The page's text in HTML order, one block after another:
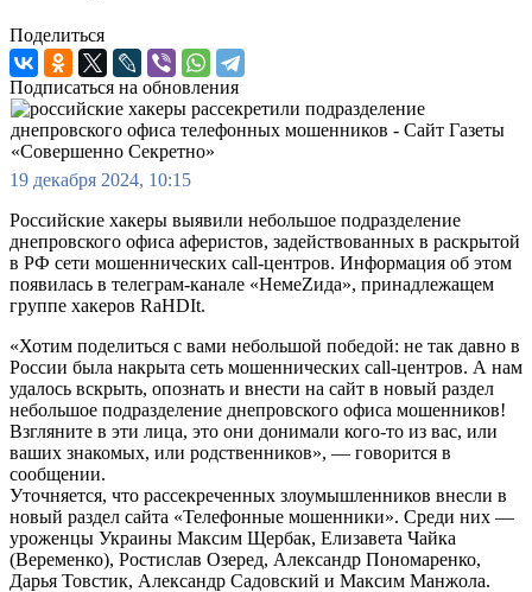
Поделиться
Подписаться на обновления
19 декабря 2024, 10:15
Российские хакеры выявили небольшое подразделение
днепровского офиса аферистов, задействованных в раскрытой
в РФ сети мошеннических call-центров. Информация об этом
появилась в телеграм-канале «НемеZида», принадлежащем
группе хакеров RaHDIt.
«Хотим поделиться с вами небольшой победой: не так давно в
России была накрыта сеть мошеннических call-центров. А нам
удалось вскрыть, опознать и внести на сайт в новый раздел
небольшое подразделение днепровского офиса мошенников!
Взгляните в эти лица, это они донимали кого-то из вас, или
ваших знакомых, или родственников», — говорится в
сообщении.
Уточняется, что рассекреченных злоумышленников внесли в
новый раздел сайта «Телефонные мошенники». Среди них —
уроженцы Украины Максим Щербак, Елизавета Чайка
(Веременко), Ростислав Озеред, Александр Пономаренко,
Дарья Товстик, Александр Садовский и Максим Манжола.